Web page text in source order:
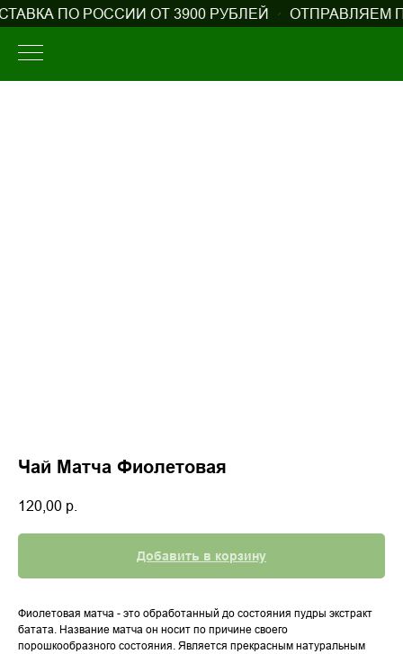
ПО РОССИИ ОТ 3900 РУБЛЕЙ ОТПРАВЛЯЕМ
Чай Матча Фиолетовая
120,00 р.
Добавить в корзину
Фиолетовая матча - это обработанный до состояния пудры экстракт
батата. Название матча он носит по причине своего
порошкообразного состояния. Является прекрасным натуральным